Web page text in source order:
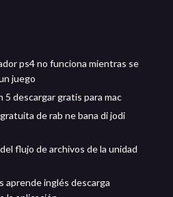
ps4 no funciona mientras se
juego
5 descargar gratis para mac
de rab ne bana di jodi
flujo de archivos de la unidad
aprende inglés descarga